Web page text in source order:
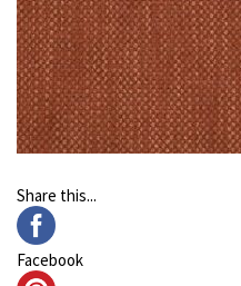
Share this...
Facebook